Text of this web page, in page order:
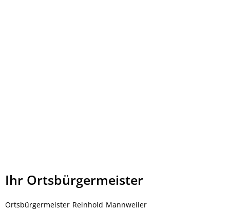
Ihr Ortsbürgermeister
Ortsbürgermeister Reinhold Mannweiler